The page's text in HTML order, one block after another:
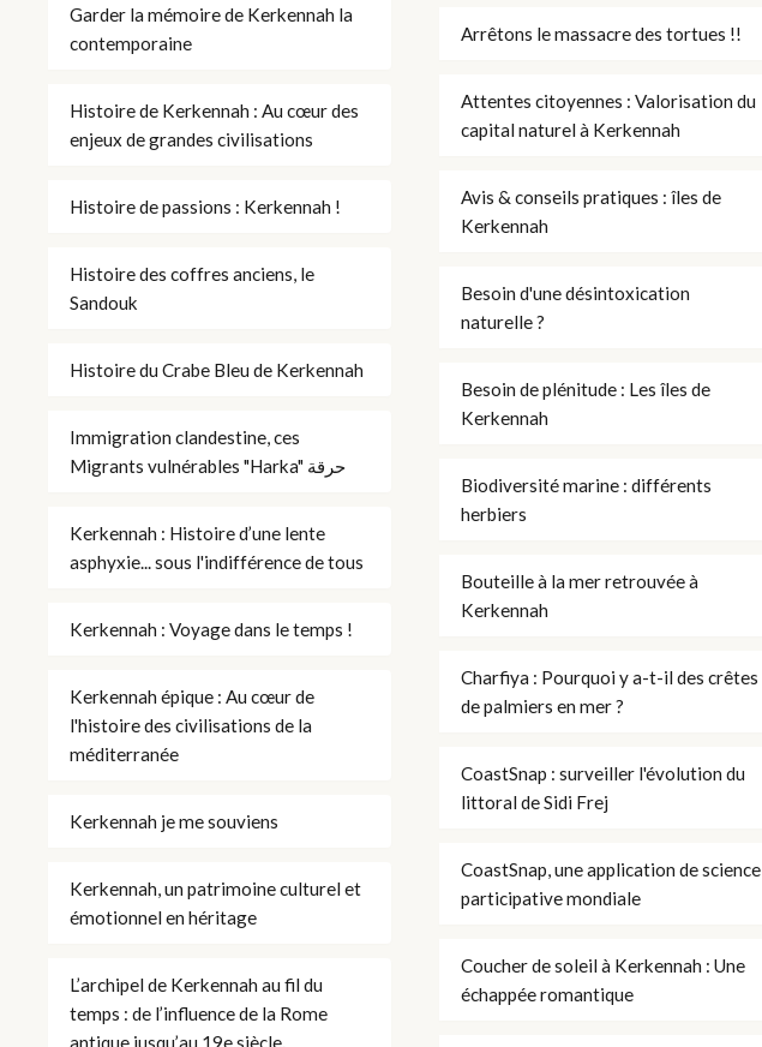
Garder la mémoire de Kerkennah la
contemporaine
Histoire de Kerkennah : Au cœur des
enjeux de grandes civilisations
Histoire de passions : Kerkennah !
Histoire des coffres anciens, le
Sandouk
Histoire du Crabe Bleu de Kerkennah
Immigration clandestine, ces
Migrants vulnérables "Harka" حرقة
Kerkennah : Histoire d’une lente
asphyxie... sous l'indifférence de tous
Kerkennah : Voyage dans le temps !
Kerkennah épique : Au cœur de
l'histoire des civilisations de la
méditerranée
Kerkennah je me souviens
Kerkennah, un patrimoine culturel et
émotionnel en héritage
L’archipel de Kerkennah au fil du
temps : de l’influence de la Rome
antique jusqu’au 19e siècle.
Arrêtons le massacre des tortues !!
Attentes citoyennes : Valorisation du
capital naturel à Kerkennah
Avis & conseils pratiques : îles de
Kerkennah
Besoin d'une désintoxication
naturelle ?
Besoin de plénitude : Les îles de
Kerkennah
Biodiversité marine : différents
herbiers
Bouteille à la mer retrouvée à
Kerkennah
Charfiya : Pourquoi y a-t-il des crêtes
de palmiers en mer ?
CoastSnap : surveiller l'évolution du
littoral de Sidi Frej
CoastSnap, une application de science
participative mondiale
Coucher de soleil à Kerkennah : Une
échappée romantique